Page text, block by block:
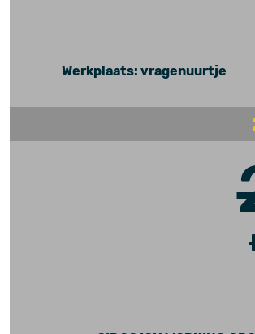
Werkplaats: vragenuurtje